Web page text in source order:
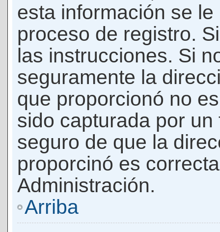
esta información se
proceso de registro.
las instrucciones. Si
seguramente la
que proporcionó no
sido capturada por
seguro de que la
proporcinó es
Administración.
Arriba